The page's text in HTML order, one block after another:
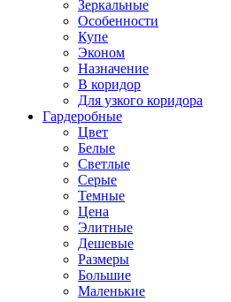
Зеркальные
Особенности
Купе
Эконом
Назначение
В коридор
Для узкого коридора
Гардеробные
Цвет
Белые
Светлые
Серые
Темные
Цена
Элитные
Дешевые
Размеры
Большие
Маленькие